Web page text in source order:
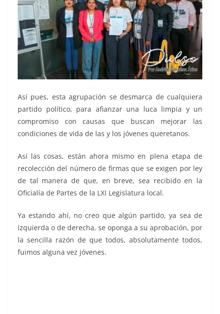
Así pues, esta agrupación se desmarca de cualquiera
partido político, para afianzar una luca limpia y un
compromiso con causas que buscan mejorar las
condiciones de vida de las y los jóvenes queretanos.
Así las cosas, están ahora mismo en plena etapa de
recolección del número de firmas que se exigen por ley
de tal manera de que, en breve, sea recibido en la
Oficialía de Partes de la LXI Legislatura local.
Ya estando ahí, no creo que algún partido, ya sea de
izquierda o de derecha, se oponga a su aprobación, por
la sencilla razón de que todos, absolutamente todos,
fuimos alguna vez jóvenes.